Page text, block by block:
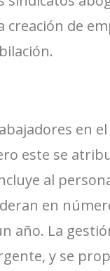
de
en
este se
al
en
año. La
y se